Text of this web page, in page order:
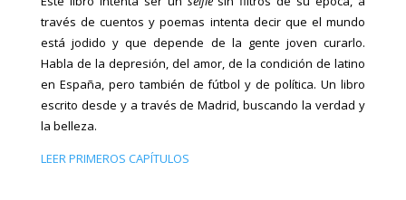
través de cuentos y poemas intenta decir que el mundo
está jodido y que depende de la gente joven curarlo.
Habla de la depresión, del amor, de la condición de latino
en España, pero también de fútbol y de política. Un libro
escrito desde y a través de Madrid, buscando la verdad y
la belleza.
LEER PRIMEROS CAPÍTULOS